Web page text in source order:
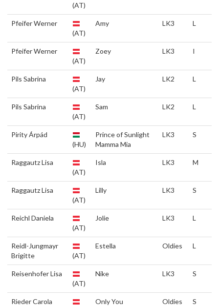
(AT)
Pfeifer Werner
(AT)
Amy LK3 L
Pfeifer Werner
(AT)
Zoey LK3 I
Pils Sabrina
(AT)
Jay LK2 L
Pils Sabrina
(AT)
Sam LK2 L
Pirity Árpád
(HU)
Prince of Sunlight
Mamma Mia
LK3 S
Raggautz Lisa
(AT)
Isla LK3 M
Raggautz Lisa
(AT)
Lilly LK3 S
Reichl Daniela
(AT)
Jolie LK3 L
Reidl-Jungmayr
Brigitte
(AT)
Estella Oldies L
Reisenhofer Lisa
(AT)
Nike LK3 S
Rieder Carola
Only You Oldies S